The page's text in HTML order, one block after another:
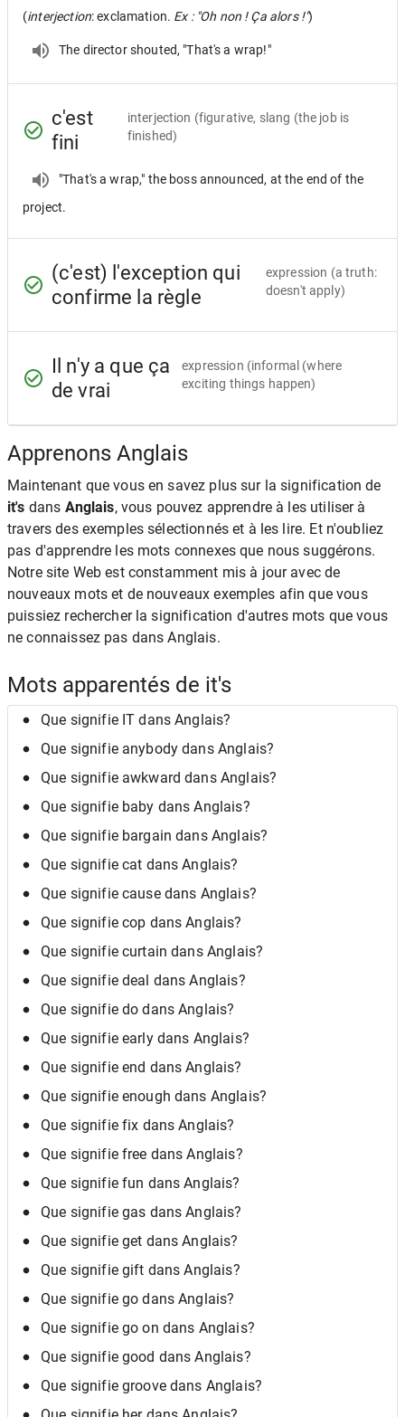
(interjection: exclamation. Ex : "Oh non ! Ça alors !")
The director shouted, "That's a wrap!"
c'est
fini
interjection (figurative, slang (the job is
finished)
"That's a wrap," the boss announced, at the end of the
project.
(c'est) l'exception qui
confirme la règle
expression (a truth:
doesn't apply)
Il n'y a que ça
de vrai
expression (informal (where
exciting things happen)
Apprenons Anglais
Maintenant que vous en savez plus sur la signification de
it's dans Anglais, vous pouvez apprendre à les utiliser à
travers des exemples sélectionnés et à les lire. Et n'oubliez
pas d'apprendre les mots connexes que nous suggérons.
Notre site Web est constamment mis à jour avec de
nouveaux mots et de nouveaux exemples afin que vous
puissiez rechercher la signification d'autres mots que vous
ne connaissez pas dans Anglais.
Mots apparentés de it's
Que signifie IT dans Anglais?
Que signifie anybody dans Anglais?
Que signifie awkward dans Anglais?
Que signifie baby dans Anglais?
Que signifie bargain dans Anglais?
Que signifie cat dans Anglais?
Que signifie cause dans Anglais?
Que signifie cop dans Anglais?
Que signifie curtain dans Anglais?
Que signifie deal dans Anglais?
Que signifie do dans Anglais?
Que signifie early dans Anglais?
Que signifie end dans Anglais?
Que signifie enough dans Anglais?
Que signifie fix dans Anglais?
Que signifie free dans Anglais?
Que signifie fun dans Anglais?
Que signifie gas dans Anglais?
Que signifie get dans Anglais?
Que signifie gift dans Anglais?
Que signifie go dans Anglais?
Que signifie go on dans Anglais?
Que signifie good dans Anglais?
Que signifie groove dans Anglais?